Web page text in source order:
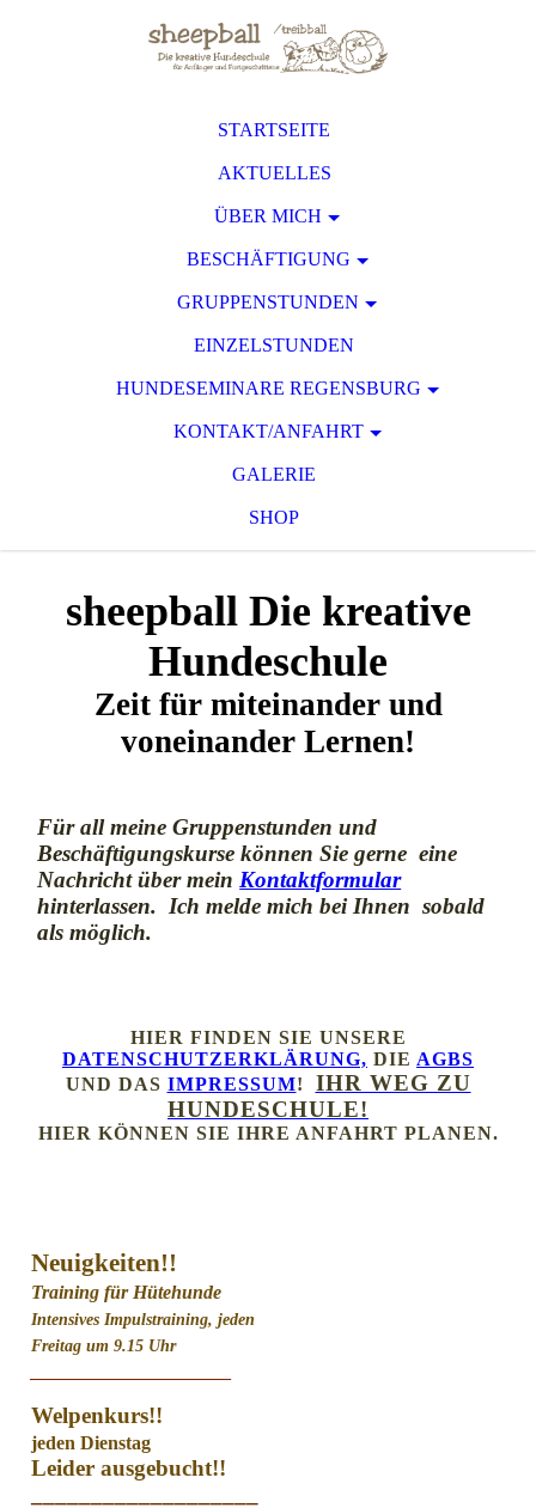
STARTSEITE
AKTUELLES
ÜBER MICH
BESCHÄFTIGUNG
GRUPPENSTUNDEN
EINZELSTUNDEN
HUNDESEMINARE REGENSBURG
KONTAKT/ANFAHRT
GALERIE
SHOP
sheepball Die kreative
Hundeschule
Zeit für miteinander und
voneinander Lernen!
Für all meine Gruppenstunden und
Beschäftigungskurse können Sie gerne eine
Nachricht über mein Kontaktformular
hinterlassen. Ich melde mich bei Ihnen sobald
als möglich.
HIER FINDEN SIE UNSERE
DATENSCHUTZERKLÄRUNG, DIE AGBS
UND DAS IMPRESSUM! IHR WEG ZU
HUNDESCHULE!
HIER KÖNNEN SIE IHRE ANFAHRT PLANEN.
Neuigkeiten!!
Training für Hütehunde
Intensives Impulstraining, jeden
Freitag um 9.15 Uhr
Welpenkurs!!
jeden Dienstag
Leider ausgebucht!!